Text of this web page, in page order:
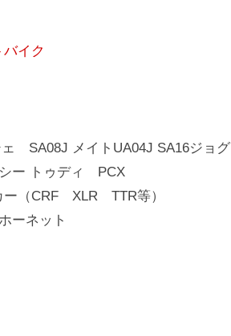
イク
SA08J メイトUA04J SA16ジョグ
ー トゥディ PCX
ー（CRF XLR TTR等）
ーネット